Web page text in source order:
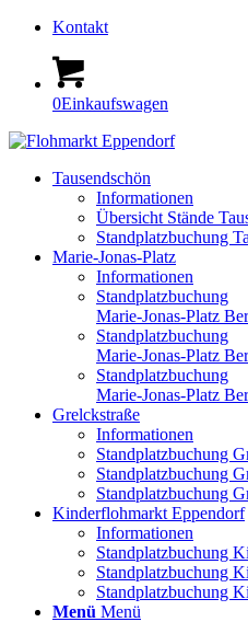
Kontakt
0Einkaufswagen
Tausendschön
Informationen
Übersicht Stände
Standplatzbuchung
Marie-Jonas-Platz
Informationen
Standplatzbuchung
Marie-Jonas-Platz
Standplatzbuchung
Marie-Jonas-Platz
Standplatzbuchung
Marie-Jonas-Platz
Grelckstraße
Informationen
Standplatzbuchung
Standplatzbuchung
Standplatzbuchung
Kinderflohmarkt Eppendorf
Informationen
Standplatzbuchung
Standplatzbuchung
Standplatzbuchung
Menü Menü